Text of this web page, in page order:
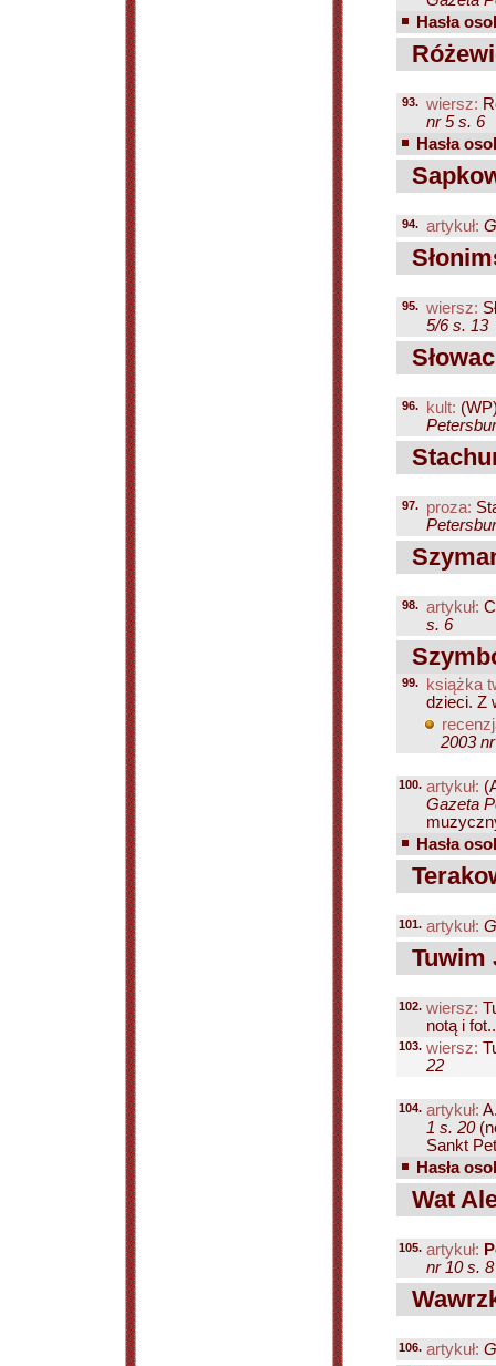
Hasła
93. wiersz:
nr 5 s. 6
Hasła
94. artykuł:
95. wiersz:
5/6 s. 13
96. kult:
97. proza:
98. artykuł:
s. 6
99.
książka
dzieci. Z
2003
100. artykuł:
Gazeta
Hasła
101. artykuł:
Tuwim
102. wiersz:
notą i
103. wiersz:
22
104. artykuł:
1 s. 20
Sankt
Hasła
Wat
105. artykuł:
nr 10 s. 8
106. artykuł: